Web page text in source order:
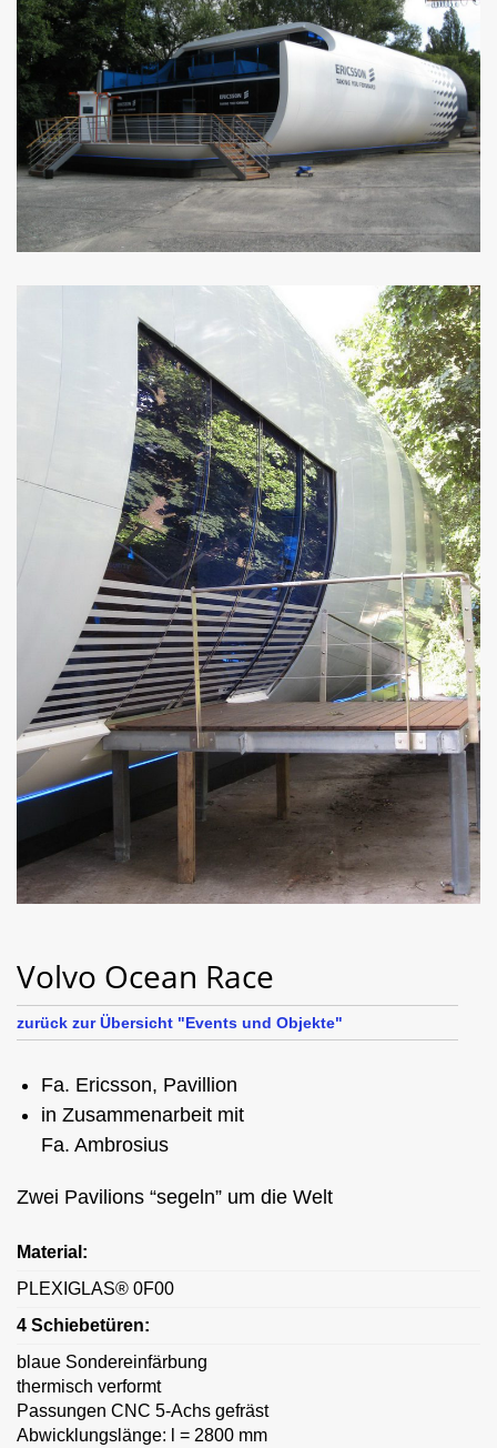
Volvo Ocean Race
zurück zur Übersicht "Events und Objekte"
Fa. Ericsson, Pavillion
in Zusammenarbeit mit
Fa. Ambrosius
Zwei Pavilions “segeln” um die Welt
Material:
PLEXIGLAS® 0F00
4 Schiebetüren:
blaue Sondereinfärbung
thermisch verformt
Passungen CNC 5-Achs gefräst
Abwicklungslänge: l = 2800 mm